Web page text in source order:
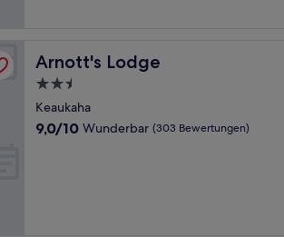
Arnott's Lodge
Arnott's Lodge
2.5-
Sterne-
Unterkunft
Keaukaha
9.0
9,0/10 Wunderbar (303 Bewertungen)